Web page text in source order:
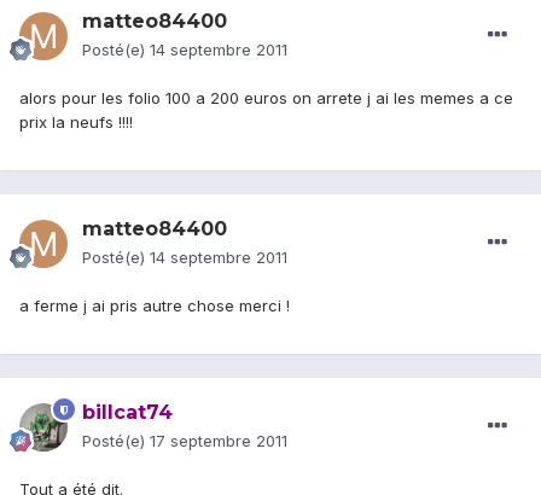
matteo84400
Posté(e) 14 septembre 2011
alors pour les folio 100 a 200 euros on arrete j ai les memes a ce
prix la neufs !!!!
matteo84400
Posté(e) 14 septembre 2011
a ferme j ai pris autre chose merci !
billcat74
Posté(e) 17 septembre 2011
Tout a été dit.